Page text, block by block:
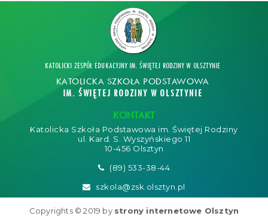
KATOLICKI ZESPÓŁ EDUKACYJNY IM. ŚWIĘTEJ RODZINY W OLSZTYNIE
KATOLICKA SZKOŁA PODSTAWOWA
IM. ŚWIĘTEJ RODZINY W OLSZTYNIE
KONTAKT
Katolicka Szkoła Podstawowa im. Świętej Rodziny
ul. Kard. S. Wyszyńskiego 11
10-456 Olsztyn
(89) 533-38-44
szkola@zsk.olsztyn.pl
Copyrights © 2019 by strony internetowe Olsztyn